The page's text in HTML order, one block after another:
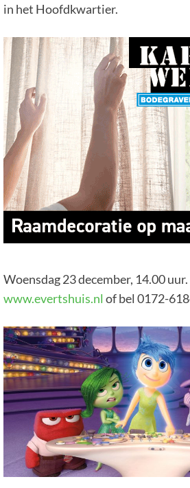
in het Hoofdkwartier.
Woensdag 23 december, 14.00
www.evertshuis.nl of bel 0172-